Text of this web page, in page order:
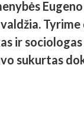
ir sociologas
sukurtas